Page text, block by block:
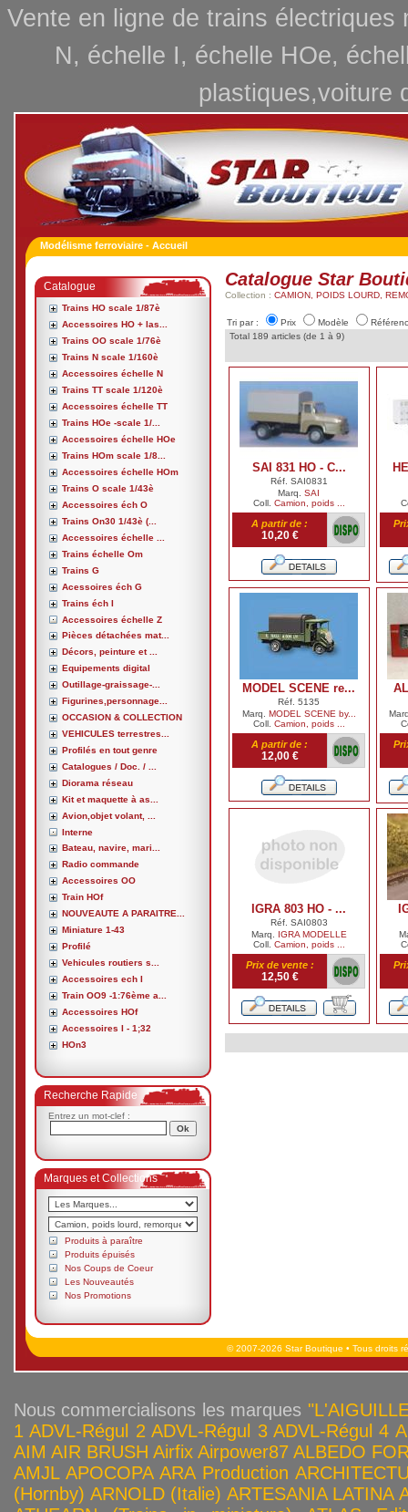
Vente en ligne de trains
N, échelle I, échelle HOe,
plastiques,voiture
Modélisme ferroviaire - Accueil
Catalogue
Trains HO scale 1/87è
Accessoires HO + las...
Trains OO scale 1/76è
Trains N scale 1/160è
Accessoires échelle N
Trains TT scale 1/120è
Accessoires échelle TT
Trains HOe -scale 1/...
Accessoires échelle HOe
Trains HOm scale 1/8...
Accessoires échelle HOm
Trains O scale 1/43è
Accessoires éch O
Trains On30 1/43è (...
Accessoires échelle ...
Trains échelle Om
Trains G
Acessoires éch G
Trains éch I
Accessoires échelle Z
Pièces détachées mat...
Décors, peinture et ...
Equipements digital
Outillage-graissage-...
Figurines,personnage...
OCCASION & COLLECTION
VEHICULES terrestres...
Profilés en tout genre
Catalogues / Doc. / ...
Diorama réseau
Kit et maquette à as...
Avion,objet volant, ...
Interne
Bateau, navire, mari...
Radio commande
Accessoires OO
Train HOf
NOUVEAUTE A PARAITRE...
Miniature 1-43
Profilé
Vehicules routiers s...
Accessoires ech I
Train OO9 -1:76ème a...
Accessoires HOf
Accessoires I - 1;32
HOn3
Recherche Rapide
Entrez un mot-clef :
Marques et Collections
Produits à paraître
Produits épuisés
Nos Coups de Coeur
Les Nouveautés
Nos Promotions
Catalogue Star
Collection : CAMION, POIDS LOURD,
Tri par : Prix Modèle
Total 189 articles (de 1 à 9)
SAI 831 HO - C...
Réf. SAI0831
Marq. SAI
Coll. Camion, poids ...
A partir de :
10,20 €
MODEL SCENE re...
Réf. 5135
Marq. MODEL SCENE by...
Coll. Camion, poids ...
A partir de :
12,00 €
IGRA 803 HO - ...
Réf. SAI0803
Marq.
IGRA MODELLE
Coll. Camion, poids ...
Prix de vente :
12,50 €
© 2007-2026 Star Boutique • Tous droits
Nous commercialisons les marques
1 ADVL-Régul 2 ADVL-Régul 3 ADVL-Régul 4
AIM AIR BRUSH Airfix Airpower87 ALBEDO
AMJL APOCOPA ARA Production
(Hornby) ARNOLD (Italie) ARTESANIA LATINA